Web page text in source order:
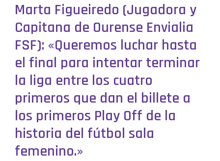
Marta Figueiredo (Jugadora y
Capitana de Ourense Envialia
FSF): «Queremos luchar hasta
el final para intentar terminar
la liga entre los cuatro
primeros que dan el billete a
los primeros Play Off de la
historia del fútbol sala
femenino.»